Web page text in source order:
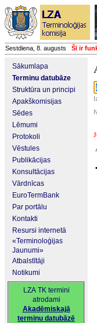
Sestdiena, 8. augusts Šī ir
Sākumlapa
Terminu datubāze
Struktūra un principi
Apakškomisijas
Sēdes
Lēmumi
Protokoli
Vēstules
Publikācijas
Konsultācijas
Vārdnīcas
EuroTermBank
Par portālu
Kontakti
Resursi internetā
«Terminoloģijas
Jaunumi»
Atbalstītāji
Notikumi
LZA TK termini
atrodami
Akadēmiskajā
terminu datubāzē
▪